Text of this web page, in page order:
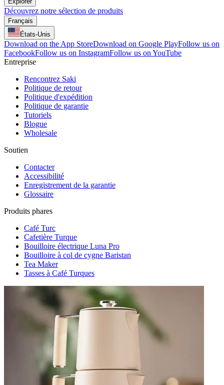
Découvrez notre sélection de produits
Français
États-Unis
Download on the App StoreDownload on Google PlayFollow us on
FacebookFollow us on InstagramFollow us on YouTube
Entreprise
Rencontrez Saki
Politique de retour
Politique d'expédition
Politique de garantie
Tutoriels
Blogue
Wholesale
Soutien
Contacter
Accessibilité
Enregistrement de la garantie
Glossaire
Produits phares
Café Turc
Cafetière Turque
Bouilloire électrique Luna Pro
Bouilloire à col de cygne Baristan
Tea Maker
Tasses à Café Turques